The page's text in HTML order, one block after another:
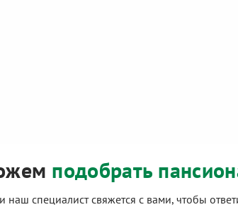
подобрать
и наш специалист свяжется с вами, чтобы